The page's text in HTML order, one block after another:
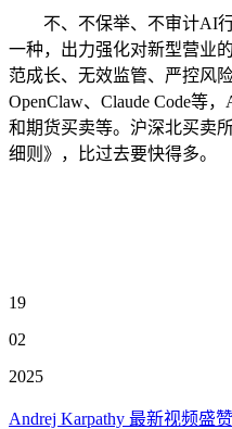
不、不保举、不审计AI行
一种，出力强化对新型营业
范成长、无效监管、严控
OpenClaw、Claude Code等
和期货买卖等。沪深北买卖
细则》，比过去要快得多。
19
02
2025
Andrej Karpathy 最新视频盛